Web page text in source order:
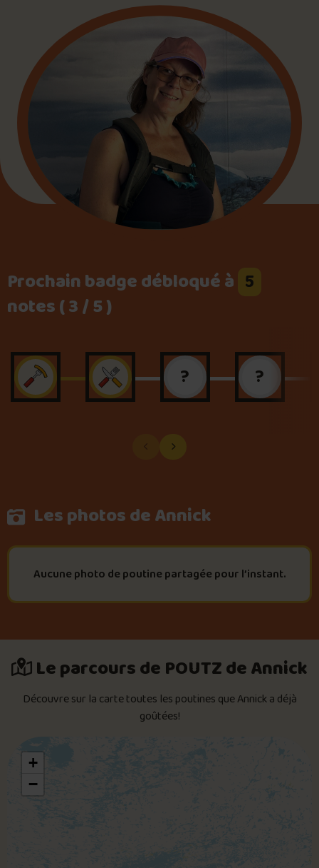
Foire aux questions
Me connecter
Prochain badge débloqué à 5
notes ( 3 / 5 )
? ?
Les photos de Annick
Aucune photo de poutine partagée pour l’instant.
Le parcours de POUTZ de Annick
Découvre sur la carte toutes les poutines que Annick a déjà
goûtées!
+
−